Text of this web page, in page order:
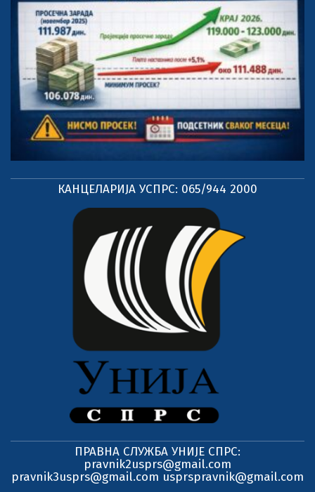
КАНЦЕЛАРИЈА УСПРС: 065/944 2000
ПРАВНА СЛУЖБА УНИЈЕ СПРС:
pravnik2usprs@gmail.com
pravnik3usprs@gmail.com usprspravnik@gmail.com